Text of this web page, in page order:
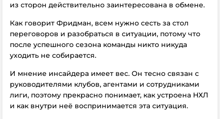
из сторон действительно заинтересована в обмене.
Как говорит Фридман, всем нужно сесть за стол
переговоров и разобраться в ситуации, потому что
после успешного сезона команды никто никуда
уходить не собирается.
И мнение инсайдера имеет вес. Он тесно связан с
руководителями клубов, агентами и сотрудниками
лиги, поэтому прекрасно понимает, как устроена НХЛ
и как внутри неё воспринимается эта ситуация.